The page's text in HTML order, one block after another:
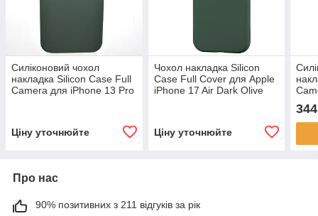
Силіконовий чохол
накладка Silicon Case Full
Camera для iPhone 13 Pro
Ціну уточнюйте
Чохол накладка Silicon
Case Full Cover для Apple
iPhone 17 Air Dark Olive
Ціну уточнюйте
344
Про нас
90% позитивних з 211 відгуків за рік